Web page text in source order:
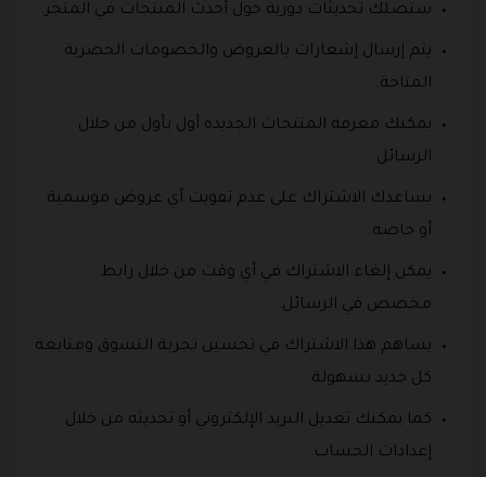
ستصلك تحديثات دورية حول أحدث المنتجات في المتجر.
يتم إرسال إشعارات بالعروض والخصومات الحصرية
المتاحة.
يمكنك معرفة المنتجات الجديدة أول بأول من خلال
الرسائل.
يساعدك الاشتراك على عدم تفويت أي عروض موسمية
أو خاصة.
يمكن إلغاء الاشتراك في أي وقت من خلال رابط
مخصص في الرسائل.
يساهم هذا الاشتراك في تحسين تجربة التسوق ومتابعة
كل جديد بسهولة.
كما يمكنك تعديل البريد الإلكتروني أو تحديثه من خلال
إعدادات الحساب.